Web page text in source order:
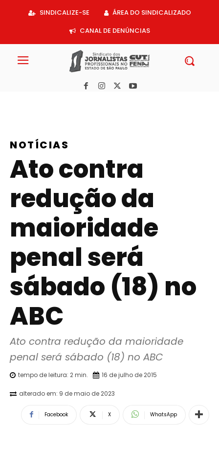
SINDICALIZE-SE
ÁREA DO SINDICALIZADO
CANAL DE DENÚNCIAS
NOTÍCIAS
Ato contra
redução da
maioridade
penal será
sábado (18) no
ABC
Ato contra redução da maioridade
penal será sábado (18) no ABC
tempo de leitura: 2min. 16 de julho de 2015
alterado em: 9 de maio de 2023
Facebook X WhatsApp